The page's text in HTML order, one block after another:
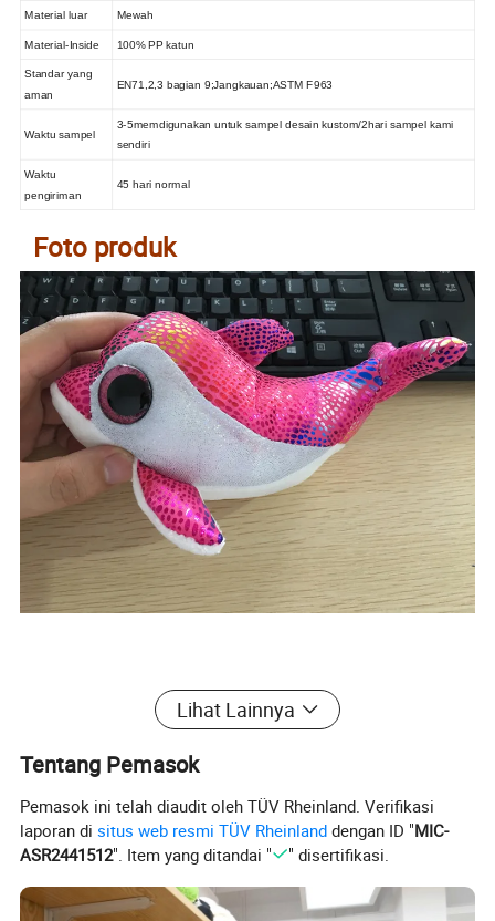
Material luar Mewah
Material-Inside 100% PP katun
Standar yang
aman
EN71,2,3 bagian 9;Jangkauan;ASTM F963
Waktu sampel
3-5memdigunakan untuk sampel desain kustom/2hari sampel kami
sendiri
Waktu
pengiriman
45 hari normal
Foto produk
Lihat Lainnya
Tentang Pemasok
Pemasok ini telah diaudit oleh TÜV Rheinland. Verifikasi
laporan disitus web resmi TÜV Rheinland dengan ID "MIC-
ASR2441512". Item yang ditandai " " disertifikasi.